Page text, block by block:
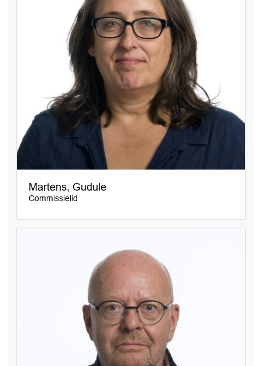
Martens, Gudule
Commissielid